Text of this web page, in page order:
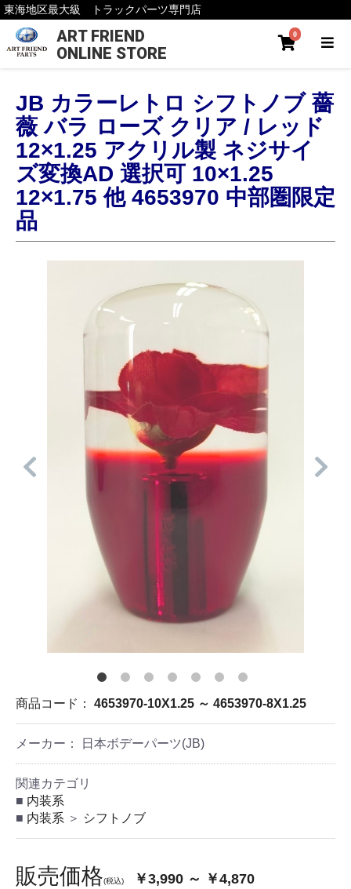
東海地区最大級 トラックパーツ専門店
ART FRIEND
ONLINE STORE
0
JB カラーレトロ シフトノブ 薔
薇 バラ ローズ クリア / レッド
12×1.25 アクリル製 ネジサイ
ズ変換AD 選択可 10×1.25
12×1.75 他 4653970 中部圏限定
品
商品コード： 4653970-10X1.25 ～ 4653970-8X1.25
メーカー： 日本ボデーパーツ(JB)
関連カテゴリ
内装系
内装系 ＞ シフトノブ
販売価格(税込) ￥3,990 ～ ￥4,870